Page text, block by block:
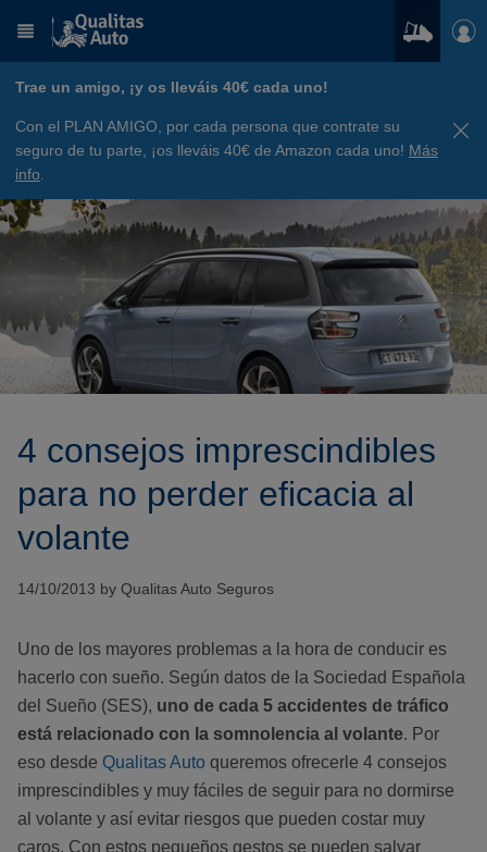
Trae un amigo, ¡y os lleváis 40€ cada uno!
Con el PLAN AMIGO, por cada persona que contrate su
seguro de tu parte, ¡os lleváis 40€ de Amazon cada uno! Más
info
4 consejos imprescindibles
para no perder eficacia al
volante
14/10/2013 by Qualitas Auto Seguros
Uno de los mayores problemas a la hora de conducir es
hacerlo con sueño. Según datos de la Sociedad Española
del Sueño (SES), uno de cada 5 accidentes de tráfico
está relacionado con la somnolencia al volante. Por
eso desde Qualitas Auto queremos ofrecerle 4 consejos
imprescindibles y muy fáciles de seguir para no dormirse
al volante y así evitar riesgos que pueden costar muy
caros. Con estos pequeños gestos se pueden salvar